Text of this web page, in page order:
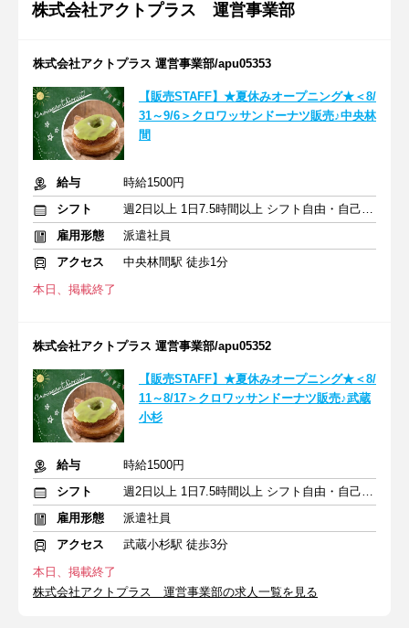
株式会社アクトプラス 運営事業部
株式会社アクトプラス 運営事業部/apu05353
【販売STAFF】★夏休みオープニング★＜8/
31～9/6＞クロワッサンドーナツ販売♪中央林
間
給与
時給1500円
シフト
週2日以上 1日7.5時間以上 シフト自由・自己申告
雇用形態
派遣社員
アクセス
中央林間駅 徒歩1分
本日、掲載終了
株式会社アクトプラス 運営事業部/apu05352
【販売STAFF】★夏休みオープニング★＜8/
11～8/17＞クロワッサンドーナツ販売♪武蔵
小杉
給与
時給1500円
シフト
週2日以上 1日7.5時間以上 シフト自由・自己申告
雇用形態
派遣社員
アクセス
武蔵小杉駅 徒歩3分
本日、掲載終了
株式会社アクトプラス 運営事業部の求人一覧を見る